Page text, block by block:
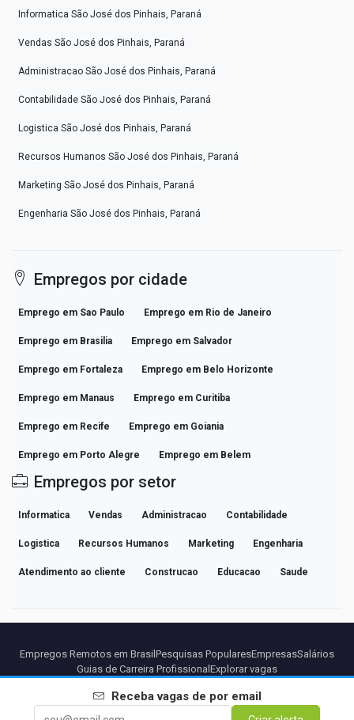
Informatica São José dos Pinhais, Paraná
Vendas São José dos Pinhais, Paraná
Administracao São José dos Pinhais, Paraná
Contabilidade São José dos Pinhais, Paraná
Logistica São José dos Pinhais, Paraná
Recursos Humanos São José dos Pinhais, Paraná
Marketing São José dos Pinhais, Paraná
Engenharia São José dos Pinhais, Paraná
Empregos por cidade
Emprego em Sao Paulo Emprego em Rio de Janeiro
Emprego em Brasilia Emprego em Salvador
Emprego em Fortaleza Emprego em Belo Horizonte
Emprego em Manaus Emprego em Curitiba
Emprego em Recife Emprego em Goiania
Emprego em Porto Alegre Emprego em Belem
Empregos por setor
Informatica Vendas Administracao Contabilidade
Logistica Recursos Humanos Marketing Engenharia
Atendimento ao cliente Construcao Educacao Saude
Receba vagas de por email
Empregos Remotos em Brasil Pesquisas PopularesEmpresasSalários
Guias de Carreira Profissional Explorar vagas
ParceirosAviso legalPrivacidadeTermosTermos Premium